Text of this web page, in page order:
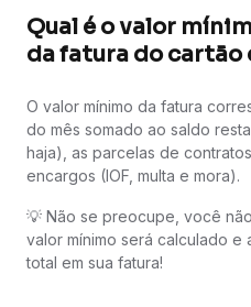
Qual é o valor
da fatura do cartão
O valor mínimo da fatura
do mês somado ao saldo
haja), as parcelas de
encargos (IOF, multa e mora).
💡 Não se preocupe, você
valor mínimo será calculado
total em sua fatura!